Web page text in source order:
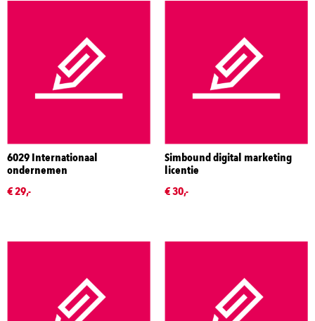
6029 Internationaal
ondernemen
€ 29,-
Simbound digital marketing
licentie
€ 30,-